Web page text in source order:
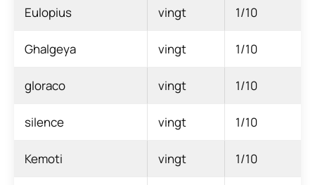
Eulopius vingt 1/10
Ghalgeya vingt 1/10
gloraco vingt 1/10
silence vingt 1/10
Kemoti vingt 1/10